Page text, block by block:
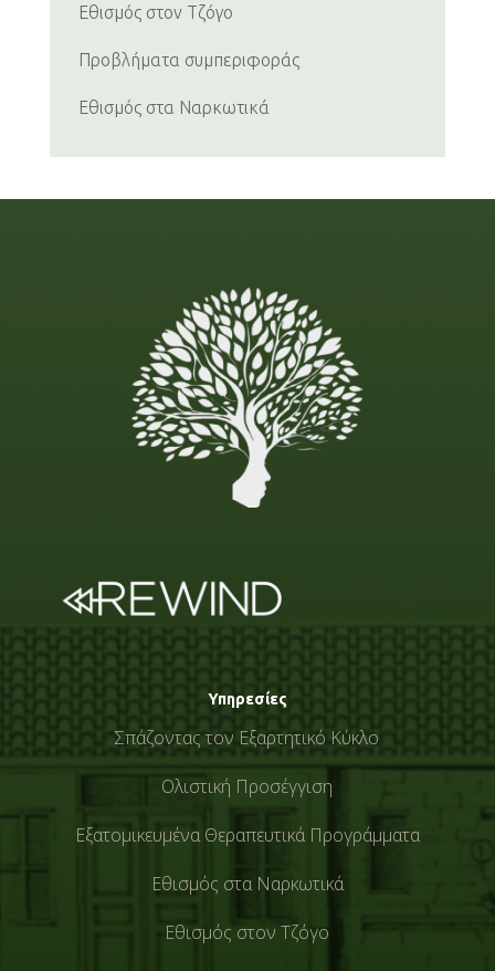
Εθισμός στον Τζόγο
Προβλήματα συμπεριφοράς
Εθισμός στα Ναρκωτικά
Υπηρεσίες
Σπάζοντας τον Εξαρτητικό Κύκλο
Ολιστική Προσέγγιση
Εξατομικευμένα Θεραπευτικά Προγράμματα
Εθισμός στα Ναρκωτικά
Εθισμός στον Τζόγο